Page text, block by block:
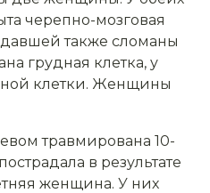
черепно-мозговая
также сломаны
грудная клетка, у
клетки. Женщины
травмирована 10-
в результате
женщина. У них